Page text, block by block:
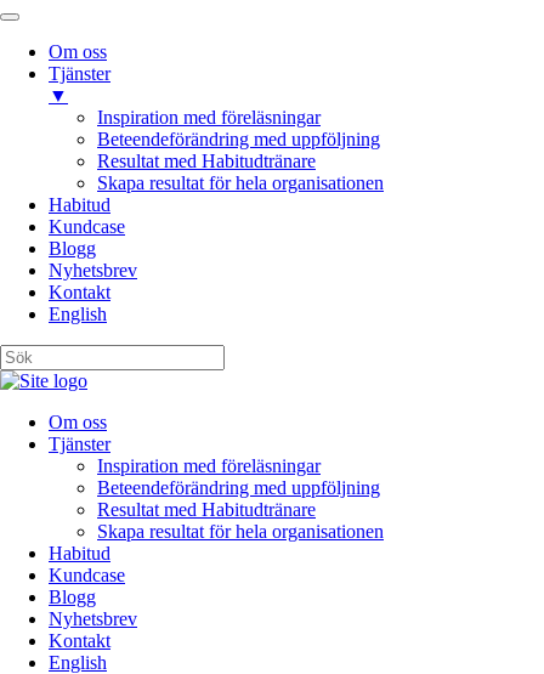
Om oss
Tjänster
▼
Inspiration med föreläsningar
Beteendeförändring med uppföljning
Resultat med Habitudtränare
Skapa resultat för hela organisationen
Habitud
Kundcase
Blogg
Nyhetsbrev
Kontakt
English
Om oss
Tjänster
Inspiration med föreläsningar
Beteendeförändring med uppföljning
Resultat med Habitudtränare
Skapa resultat för hela organisationen
Habitud
Kundcase
Blogg
Nyhetsbrev
Kontakt
English